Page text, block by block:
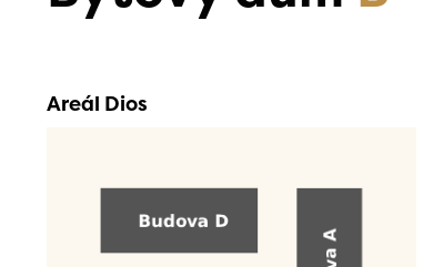
Areál Dios